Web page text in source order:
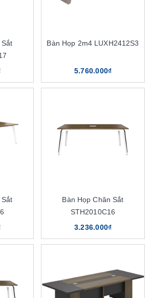
Bàn Họp 2m4 LUXH2412S3
5.760.000₫
Bàn Họp Chân Sắt
STH2010C16
3.236.000₫